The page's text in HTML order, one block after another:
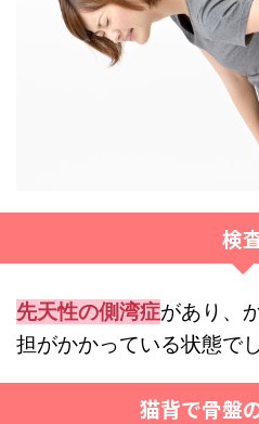
検
先天性の側湾症があり、
担がかかっている状態でし
猫背で骨盤